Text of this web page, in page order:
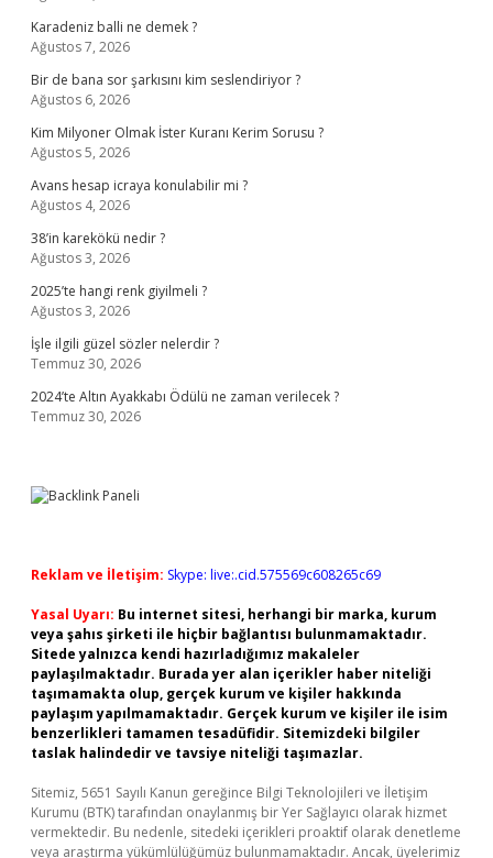
Karadeniz balli ne demek ?
Ağustos 7, 2026
Bir de bana sor şarkısını kim seslendiriyor ?
Ağustos 6, 2026
Kim Milyoner Olmak İster Kuranı Kerim Sorusu ?
Ağustos 5, 2026
Avans hesap icraya konulabilir mi ?
Ağustos 4, 2026
38’in karekökü nedir ?
Ağustos 3, 2026
2025’te hangi renk giyilmeli ?
Ağustos 3, 2026
İşle ilgili güzel sözler nelerdir ?
Temmuz 30, 2026
2024’te Altın Ayakkabı Ödülü ne zaman verilecek ?
Temmuz 30, 2026
Reklam ve İletişim: Skype: live:.cid.575569c608265c69
Yasal Uyarı: Bu internet sitesi, herhangi bir marka, kurum
veya şahıs şirketi ile hiçbir bağlantısı bulunmamaktadır.
Sitede yalnızca kendi hazırladığımız makaleler
paylaşılmaktadır. Burada yer alan içerikler haber niteliği
taşımamakta olup, gerçek kurum ve kişiler hakkında
paylaşım yapılmamaktadır. Gerçek kurum ve kişiler ile isim
benzerlikleri tamamen tesadüfidir. Sitemizdeki bilgiler
taslak halindedir ve tavsiye niteliği taşımazlar.
Sitemiz, 5651 Sayılı Kanun gereğince Bilgi Teknolojileri ve İletişim
Kurumu (BTK) tarafından onaylanmış bir Yer Sağlayıcı olarak hizmet
vermektedir. Bu nedenle, sitedeki içerikleri proaktif olarak denetleme
veya araştırma yükümlülüğümüz bulunmamaktadır. Ancak, üyelerimiz